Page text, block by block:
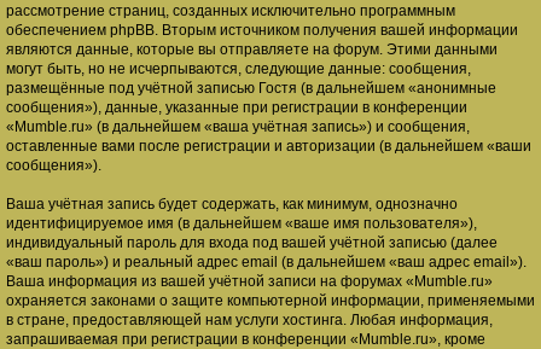
рассмотрение страниц, созданных исключительно программным
обеспечением phpBB. Вторым источником получения вашей информации
являются данные, которые вы отправляете на форум. Этими данными
могут быть, но не исчерпываются, следующие данные: сообщения,
размещённые под учётной записью Гостя (в дальнейшем «анонимные
сообщения»), данные, указанные при регистрации в конференции
«Mumble.ru» (в дальнейшем «ваша учётная запись») и сообщения,
оставленные вами после регистрации и авторизации (в дальнейшем «ваши
сообщения»).
Ваша учётная запись будет содержать, как минимум, однозначно
идентифицируемое имя (в дальнейшем «ваше имя пользователя»),
индивидуальный пароль для входа под вашей учётной записью (далее
«ваш пароль») и реальный адрес email (в дальнейшем «ваш адрес email»).
Ваша информация из вашей учётной записи на форумах «Mumble.ru»
охраняется законами о защите компьютерной информации, применяемыми
в стране, предоставляющей нам услуги хостинга. Любая информация,
запрашиваемая при регистрации в конференции «Mumble.ru», кроме